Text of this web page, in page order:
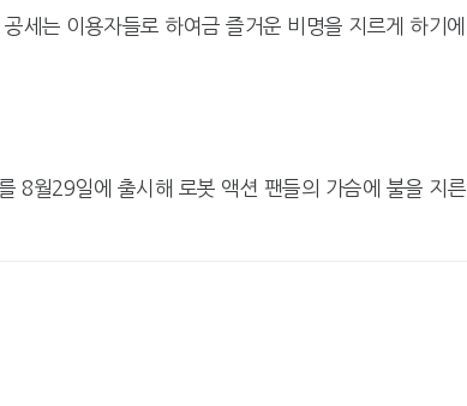
세는 이용자들로 하여금 즐거운 비명을 지르게 하기에
8월29일에 출시해 로봇 액션 팬들의 가슴에 불을 지른